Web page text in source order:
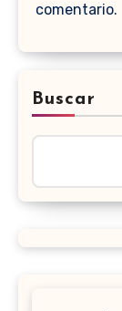
comentario.
Buscar